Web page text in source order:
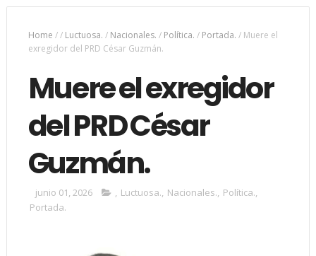
Home // Luctuosa. / Nacionales. / Política. / Portada. / Muere el
exregidor del PRD César Guzmán.
Muere el exregidor
del PRD César
Guzmán.
junio 01, 2026 , Luctuosa., Nacionales., Política.,
Portada.